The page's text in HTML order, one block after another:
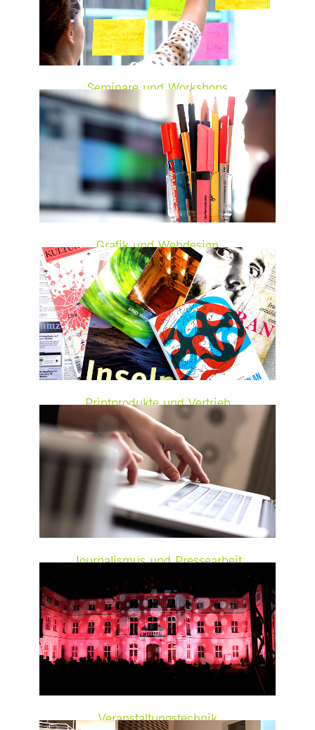
Seminare und Workshops
Grafik und Webdesign
Printprodukte und Vertrieb
Journalismus und Pressearbeit
Veranstaltungstechnik